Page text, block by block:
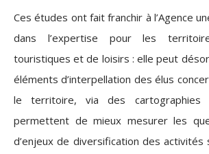
Ces études ont fait franchir à l’Agence
dans l’expertise pour les
touristiques et de loisirs : elle peut
éléments d’interpellation des élus
le territoire, via des cartographies
permettent de mieux mesurer les
d’enjeux de diversification des